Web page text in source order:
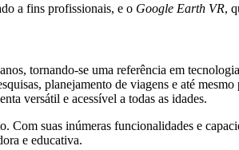
a fins profissionais, e o Google Earth VR,
tornando-se uma referência em
planejamento de viagens e até
versátil e acessível a todas as idades.
Com suas inúmeras funcionalidades e
e educativa.